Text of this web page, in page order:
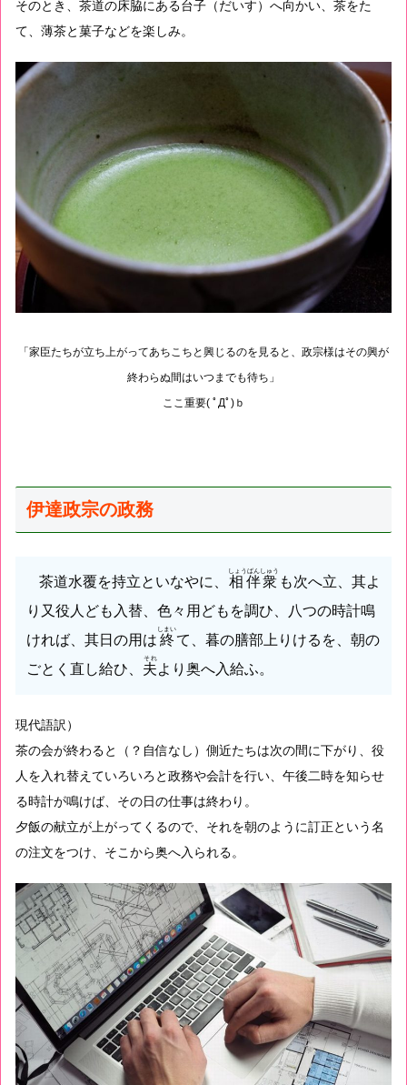
そのとき、茶道の床脇にある台子（だいす）へ向かい、茶をた
て、薄茶と菓子などを楽しみ。
「家臣たちが立ち上がってあちこちと興じるのを見ると、政宗様はその興が
終わらぬ間はいつまでも待ち」
ここ重要( ﾟДﾟ)ｂ
伊達政宗の政務
茶道水覆を持立といなやに、 相伴衆
しょうばんしゅう
も次へ立、其よ
り又役人ども入替、色々用どもを調ひ、八つの時計鳴
ければ、其日の用は 終
しまい
て、暮の膳部上りけるを、朝の
ごとく直し給ひ、 夫
それ
より奥へ入給ふ。
現代語訳）
茶の会が終わると（？自信なし）側近たちは次の間に下がり、役
人を入れ替えていろいろと政務や会計を行い、午後二時を知らせ
る時計が鳴けば、その日の仕事は終わり。
夕飯の献立が上がってくるので、それを朝のように訂正という名
の注文をつけ、そこから奥へ入られる。